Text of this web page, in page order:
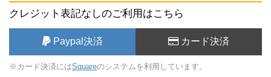
クレジット表記なしのご利用はこちら
Paypal決済 カード決済
※カード決済にはSquareのシステムを利用しています。